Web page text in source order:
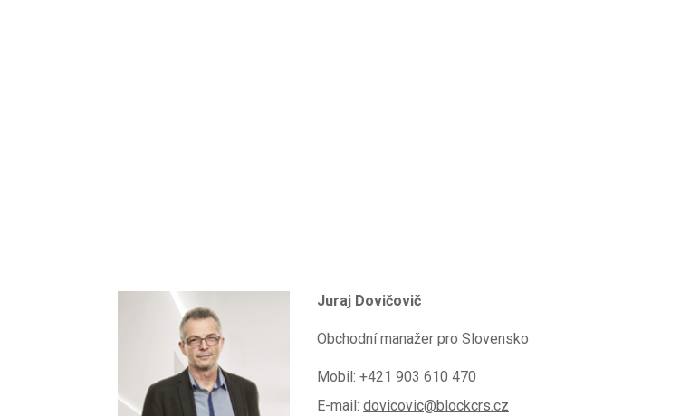
Juraj Dovičovič
Obchodní manažer pro Slovensko
Mobil: +421 903 610 470
E-mail: dovicovic@blockcrs.cz